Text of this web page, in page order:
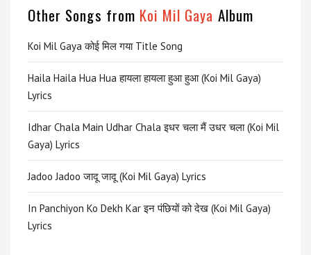
Other Songs from Koi Mil Gaya Album
Koi Mil Gaya कोई मिल गया Title Song
Haila Haila Hua Hua हायला हायला हुआ हुआ (Koi Mil Gaya)
Lyrics
Idhar Chala Main Udhar Chala इधर चला मैं उधर चला (Koi Mil
Gaya) Lyrics
Jadoo Jadoo जादू जादू (Koi Mil Gaya) Lyrics
In Panchiyon Ko Dekh Kar इन पंछियों को देख (Koi Mil Gaya)
Lyrics